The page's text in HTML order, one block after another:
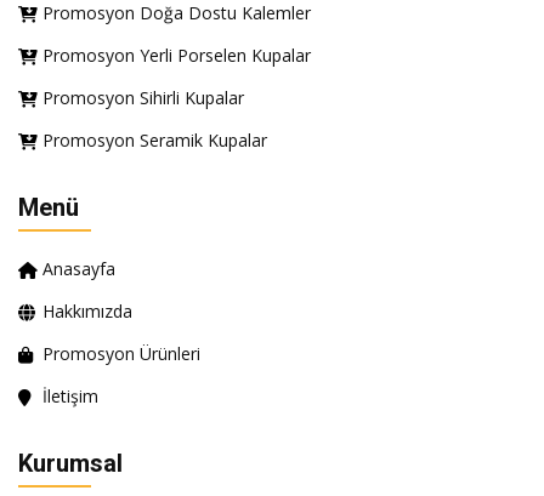
Promosyon Doğa Dostu Kalemler
Promosyon Yerli Porselen Kupalar
Promosyon Sihirli Kupalar
Promosyon Seramik Kupalar
Menü
Anasayfa
Hakkımızda
Promosyon Ürünleri
İletişim
Kurumsal